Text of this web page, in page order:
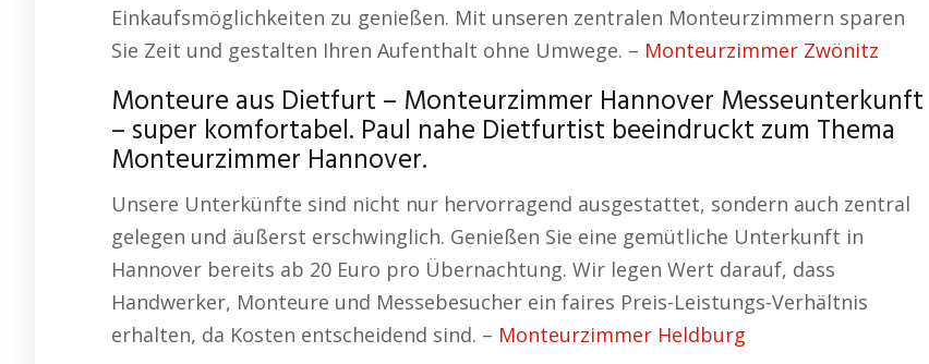
Einkaufsmöglichkeiten zu genießen. Mit unseren zentralen Monteurzimmern sparen
Sie Zeit und gestalten Ihren Aufenthalt ohne Umwege. – Monteurzimmer Zwönitz
Monteure aus Dietfurt – Monteurzimmer Hannover Messeunterkunft
– super komfortabel. Paul nahe Dietfurtist beeindruckt zum Thema
Monteurzimmer Hannover.
Unsere Unterkünfte sind nicht nur hervorragend ausgestattet, sondern auch zentral
gelegen und äußerst erschwinglich. Genießen Sie eine gemütliche Unterkunft in
Hannover bereits ab 20 Euro pro Übernachtung. Wir legen Wert darauf, dass
Handwerker, Monteure und Messebesucher ein faires Preis-Leistungs-Verhältnis
erhalten, da Kosten entscheidend sind. – Monteurzimmer Heldburg